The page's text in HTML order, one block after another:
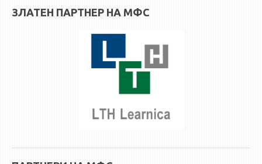
ИНФОРМАЦИИ ОД ЈАВЕН КАРАКТЕР
АНКЕТИ И САМОЕВАЛУАЦИИ
ЗЛАТЕН ПАРТНЕР НА МФС